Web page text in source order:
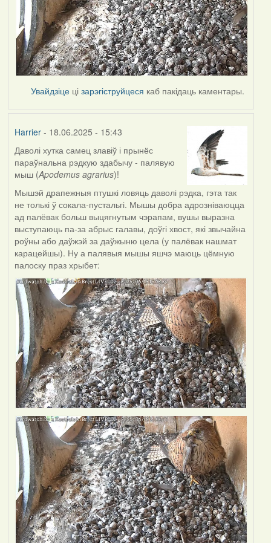
Увайдзіце цізарэгіструйцеся каб пакідаць каментары.
Harrier- 18.06.2025 - 15:43
Даволі хутка самец злавіў і прынёс
параўнальна рэдкую здабычу - палявую
мыш (Apodemus agrarius)!
Мышэй драпежныя птушкі ловяць даволі рэдка, гэта так
не толькі ў сокала-пустальгі. Мышы добра адрозніваюцца
ад палёвак больш выцягнутым чэрапам, вушы выразна
выступаюць па-за абрыс галавы, доўгі хвост, які звычайна
роўны або даўжэй за даўжыню цела (у палёвак нашмат
карацейшы). Ну а палявыя мышы яшчэ маюць цёмную
палоску праз хрыбет: